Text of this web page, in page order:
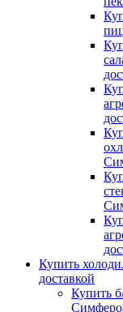
Купить
доставкой
Купить